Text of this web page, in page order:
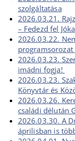
szolgáltatása
2026.03.21.
– Fedezd fel
2026.03.22.
2026.03.23.
imádni fogja!
2026.03.23.
Könyvtár és
2026.03.26.
családi délután
2026.03.30. A
áprilisban is